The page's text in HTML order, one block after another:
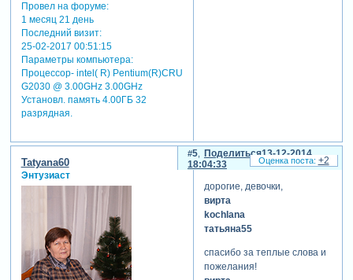
Провел на форуме:
1 месяц 21 день
Последний визит:
25-02-2017 00:51:15
Параметры компьютера:
Процессор- intel( R) Pentium(R)CRU
G2030 @ 3.00GHz 3.00GHz
Установл. память 4.00ГБ 32
разрядная.
Поделиться
5
13-12-2014
18:04:33
Tatyana60
Энтузиаст
дорогие, девочки,
вирта
kochlana
татьяна55
спасибо за теплые слова и
пожелания!
+2